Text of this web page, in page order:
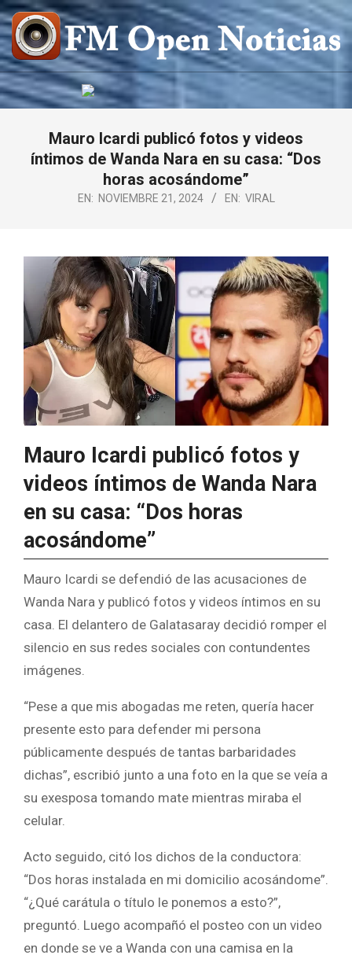
Saltar
al
contenido
FM
OPEN
NOTICIAS
Mauro Icardi publicó fotos y videos
íntimos de Wanda Nara en su casa: “Dos
horas acosándome”
EN: NOVIEMBRE 21, 2024 EN: VIRAL
Mauro Icardi publicó fotos y
videos íntimos de Wanda Nara
en su casa: “Dos horas
acosándome”
Mauro Icardi se defendió de las acusaciones de
Wanda Nara y publicó fotos y videos íntimos en su
casa. El delantero de Galatasaray decidió romper el
silencio en sus redes sociales con contundentes
imágenes.
“Pese a que mis abogadas me reten, quería hacer
presente esto para defender mi persona
públicamente después de tantas barbaridades
dichas”, escribió junto a una foto en la que se veía a
su exesposa tomando mate mientras miraba el
celular.
Acto seguido, citó los dichos de la conductora:
“Dos horas instalada en mi domicilio acosándome”.
“¿Qué carátula o título le ponemos a esto?”,
preguntó. Luego acompañó el posteo con un video
en donde se ve a Wanda con una camisa en la